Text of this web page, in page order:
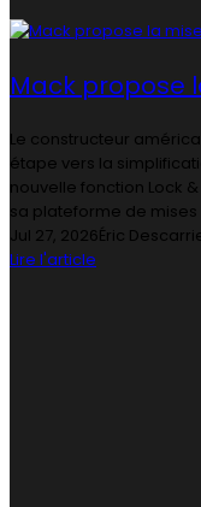
Mack propose
Le constructeur
étape vers la
nouvelle fonction Lock
sa plateforme de mises
Jul 27, 2026Éric
Lire l'article